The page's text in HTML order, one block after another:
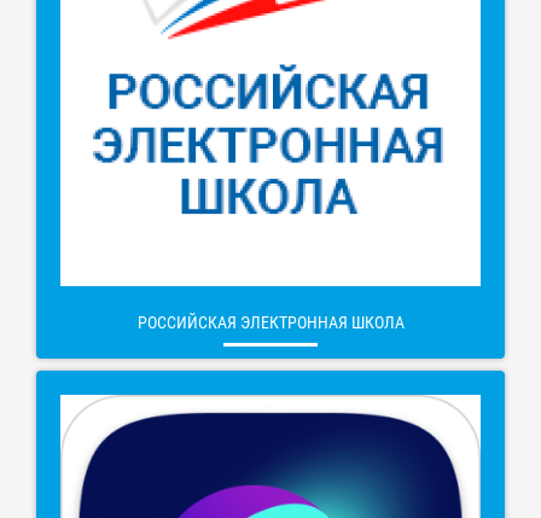
РОССИЙСКАЯ ЭЛЕКТРОННАЯ ШКОЛА